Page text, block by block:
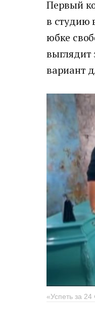
Первый
в студию
юбке
выглядит
вариант
«Успеть за